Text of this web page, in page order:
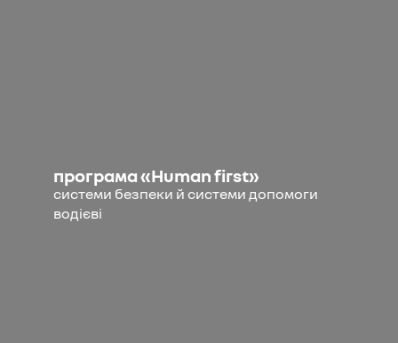
програма «Human first»
системи безпеки й системи допомоги
водієві